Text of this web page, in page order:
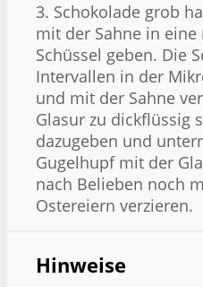
3. Schokolade grob
mit der Sahne in
Schüssel geben. Die
Intervallen in der
und mit der Sahne
Glasur zu dickflüssig
dazugeben und
Gugelhupf mit der
nach Belieben noch
Ostereiern verzieren.
Hinweise